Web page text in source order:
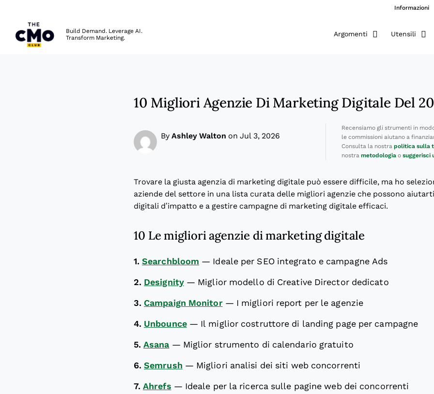
Informazioni
Build Demand. Leverage AI.
Transform Marketing.
Argomenti Utensili
10 Migliori Agenzie Di Marketing Digitale Del
By Ashley Walton on Jul 3, 2026
Recensiamo gli strumenti in
le commissioni aiutano a
Consulta la nostra politica sulla
nostra metodologiao suggerisci
Trovare la giusta agenzia di marketing digitale può essere difficile, ma ho
aziende del settore in una lista curata delle migliori agenzie che possono
digitali d’impatto e a gestire campagne di marketing digitale efficaci.
10 Le migliori agenzie di marketing digitale
1. Searchbloom — Ideale per SEO integrato e campagne Ads
2. Designity — Miglior modello di Creative Director dedicato
3. Campaign Monitor — I migliori report per le agenzie
4. Unbounce — Il miglior costruttore di landing page per campagne
5. Asana — Miglior strumento di calendario gratuito
6. Semrush — Migliori analisi dei siti web concorrenti
7. Ahrefs — Ideale per la ricerca sulle pagine web dei concorrenti